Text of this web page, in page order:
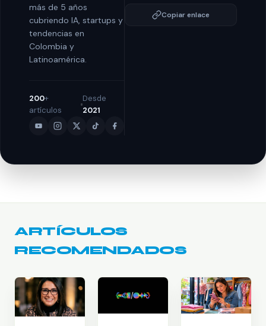
más de 5 años
cubriendo IA, startups y
tendencias en
Colombia y
Latinoamérica.
200+
artículos
Desde
2021
Copiar enlace
ARTÍCULOS
RECOMENDADOS